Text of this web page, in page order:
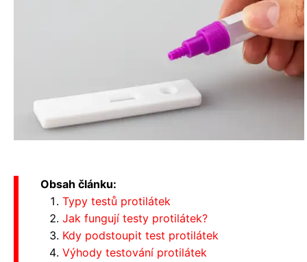
Obsah článku:
Typy testů protilátek
Jak fungují testy protilátek?
Kdy podstoupit test protilátek
Výhody testování protilátek